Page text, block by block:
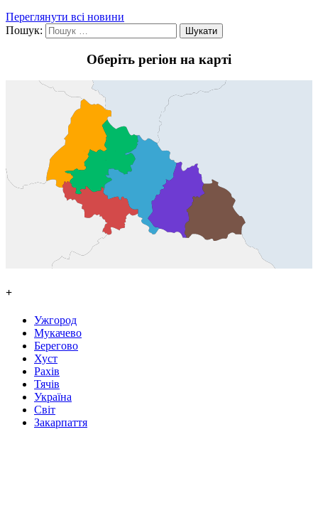
Переглянути всі новини
Пошук:
Оберіть регіон на карті
+
Ужгород
Мукачево
Берегово
Хуст
Рахів
Тячів
Україна
Світ
Закарпаття